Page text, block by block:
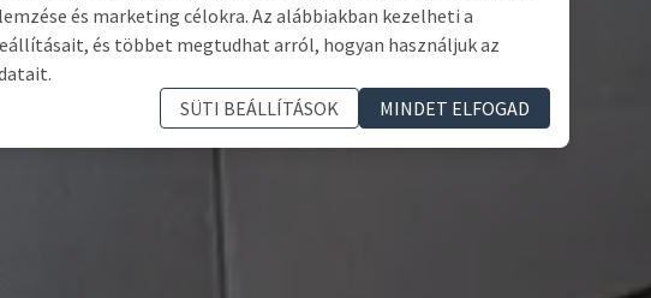
és marketing célokra. Az alábbiakban kezelheti a
és többet megtudhat arról, hogyan használjuk az
SÜTI BEÁLLÍTÁSOK
MINDET ELFOGAD